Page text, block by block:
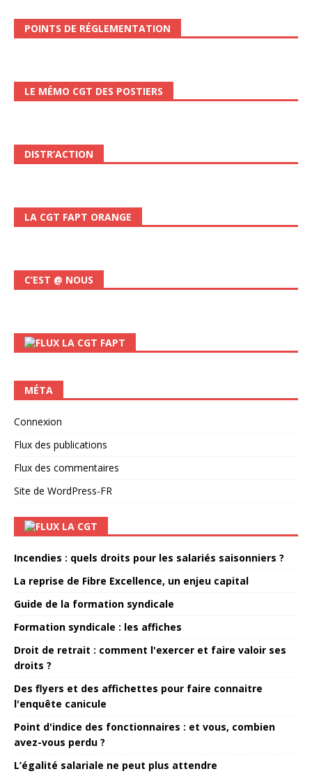
POINTS DE RÉGLEMENTATION
LE MÉMO CGT DES POSTIERS
DISTR’ACTION
LA CGT FAPT ORANGE
C’EST @ NOUS
LA CGT FAPT
MÉTA
Connexion
Flux des publications
Flux des commentaires
Site de WordPress-FR
LA CGT
Incendies : quels droits pour les salariés saisonniers ?
La reprise de Fibre Excellence, un enjeu capital
Guide de la formation syndicale
Formation syndicale : les affiches
Droit de retrait : comment l'exercer et faire valoir ses
droits ?
Des flyers et des affichettes pour faire connaitre
l'enquête canicule
Point d'indice des fonctionnaires : et vous, combien
avez-vous perdu ?
L’égalité salariale ne peut plus attendre